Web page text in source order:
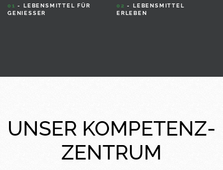
01 - LEBENSMITTEL FÜR
GENIESSER
02 - LEBENSMITTEL
ERLEBEN
UNSER KOMPETENZ-
ZENTRUM